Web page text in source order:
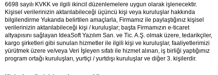
6698 sayılı KVKK ve ilgili ikincil düzenlemelere uygun olarak işlenecektir.
Kişisel verilerinizin aktarılabileceği üçüncü kişi veya kuruluşlar hakkında
bilgilendirme Yukarıda belirtilen amaçlarla, Firmamız ile paylaştığınız kişisel
verilerinizin aktarılabileceği kişi / kuruluşlar; başta Firmamızın e-ticaret
altyapısını sağlayan IdeaSoft Yazılım San. ve Tic. A.Ş. olmak üzere, tedarikçiler,
kargo şirketleri gibi sunulan hizmetler ile ilgili kişi ve kuruluşlar, faaliyetlerimizi
yürütmek üzere ve/veya Veri İşleyen sıfatı ile hizmet alınan, iş birliği yaptığımız
program ortağı kuruluşları, yurtiçi / yurtdışı kuruluşlar ve diğer 3. kişilerdir.